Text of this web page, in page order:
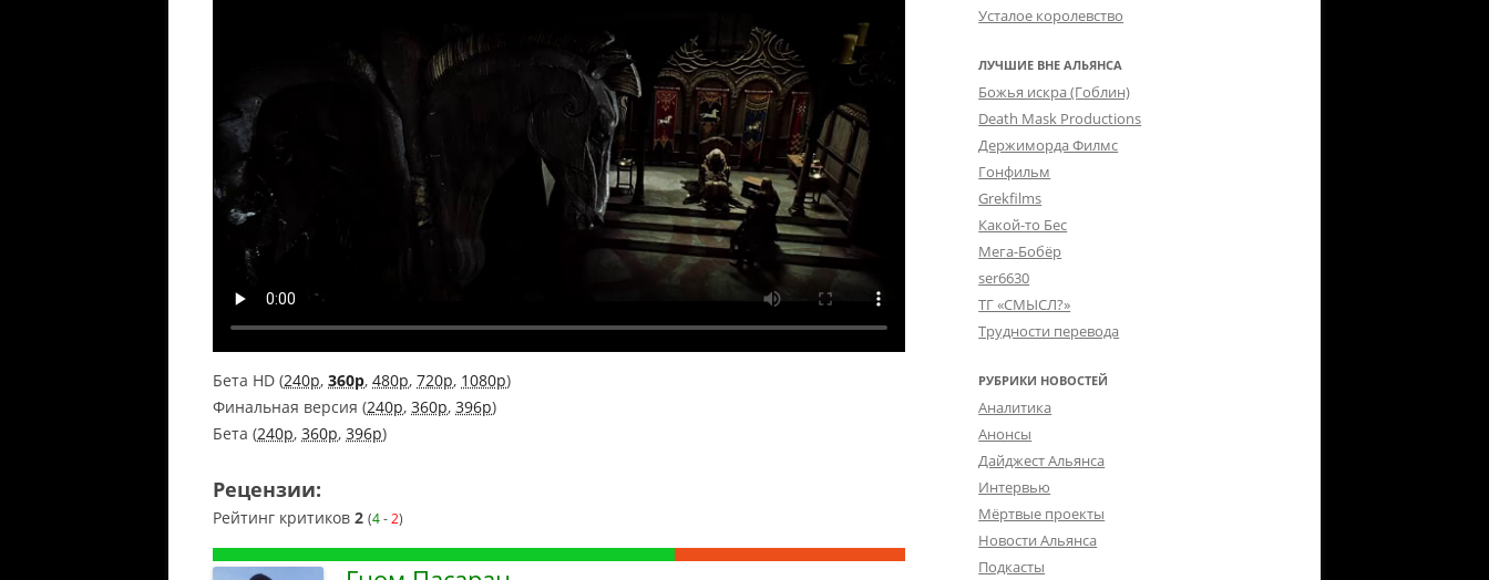
Бета HD (240p, 360p, 480p, 720p, 1080p)
Финальная версия (240p, 360p, 396p)
Бета (240p, 360p, 396p)
Рецензии:
Рейтинг критиков 2 (4- 2)
Усталое королевство
ЛУЧШИЕ ВНЕ АЛЬЯНСА
Божья искра (Гоблин)
Death Mask Productions
Держиморда Филмс
Гонфильм
Grekfilms
Какой-то Бес
Мега-Бобёр
ser6630
ТГ «СМЫСЛ?»
Трудности перевода
РУБРИКИ НОВОСТЕЙ
Аналитика
Анонсы
Дайджест Альянса
Интервью
Мёртвые проекты
Новости Альянса
Подкасты